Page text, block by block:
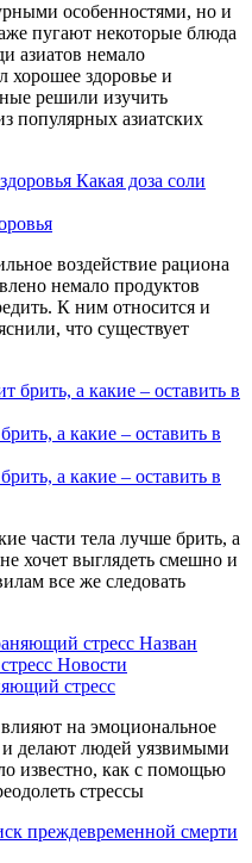
особенностями, но и
пугают некоторые блюда
азиатов немало
хорошее здоровье и
решили изучить
популярных азиатских
Какая доза соли
воздействие рациона
немало продуктов
К ним относится и
что существует
а какие – оставить в
а какие – оставить в
части тела лучше брить, а
хочет выглядеть смешно и
все же следовать
Назван
Новости
стресс
на эмоциональное
делают людей уязвимыми
известно, как с помощью
стрессы